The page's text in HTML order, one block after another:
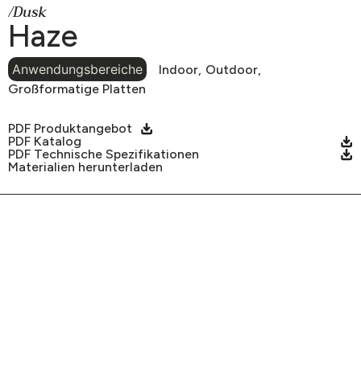
/Dusk
Haze
Anwendungsbereiche Indoor, Outdoor,
Großformatige Platten
PDF Produktangebot
PDF Katalog
PDF Technische Spezifikationen
Materialien herunterladen